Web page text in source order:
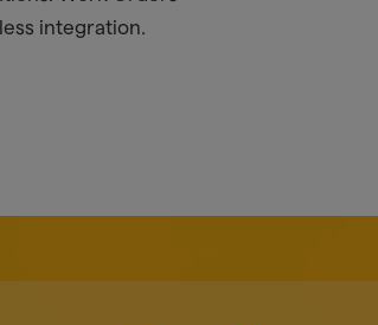
integration.